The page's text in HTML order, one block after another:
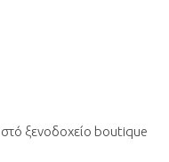
ξενοδοχείο boutique